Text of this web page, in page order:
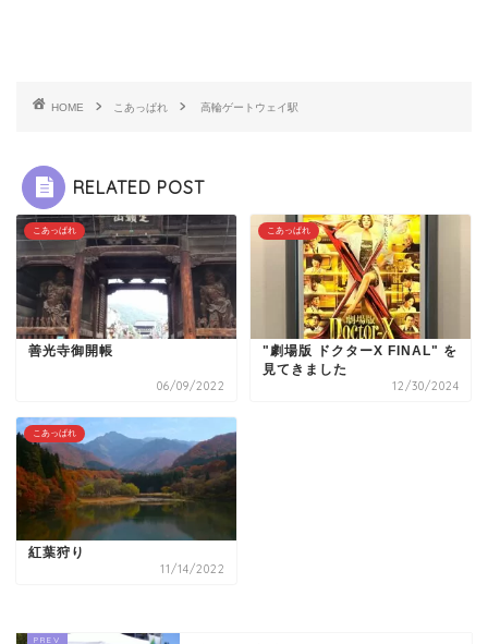
HOME こあっぱれ 高輪ゲートウェイ駅
RELATED POST
こあっぱれ
善光寺御開帳
06/09/2022
こあっぱれ
"劇場版 ドクターX FINAL" を
見てきました
12/30/2024
こあっぱれ
紅葉狩り
11/14/2022